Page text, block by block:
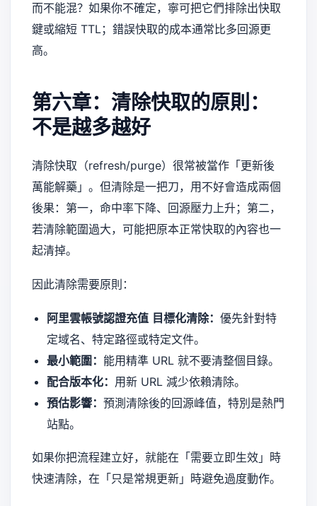
而不能混？如果你不確定，寧可把它們排除出快取
鍵或縮短 TTL；錯誤快取的成本通常比多回源更
高。
第六章：清除快取的原則：
不是越多越好
清除快取（refresh/purge）很常被當作「更新後
萬能解藥」。但清除是一把刀，用不好會造成兩個
後果：第一，命中率下降、回源壓力上升；第二，
若清除範圍過大，可能把原本正常快取的內容也一
起清掉。
因此清除需要原則：
阿里雲帳號認證充值 目標化清除： 優先針對特
定域名、特定路徑或特定文件。
最小範圍： 能用精準 URL 就不要清整個目錄。
配合版本化： 用新 URL 減少依賴清除。
預估影響： 預測清除後的回源峰值，特別是熱門
站點。
如果你把流程建立好，就能在「需要立即生效」時
快速清除，在「只是常規更新」時避免過度動作。